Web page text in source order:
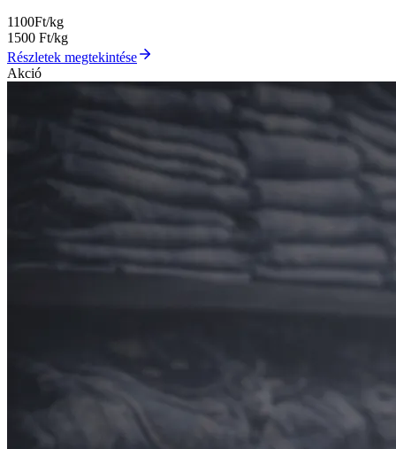
1100Ft/kg
1500 Ft/kg
Részletek megtekintése
Akció